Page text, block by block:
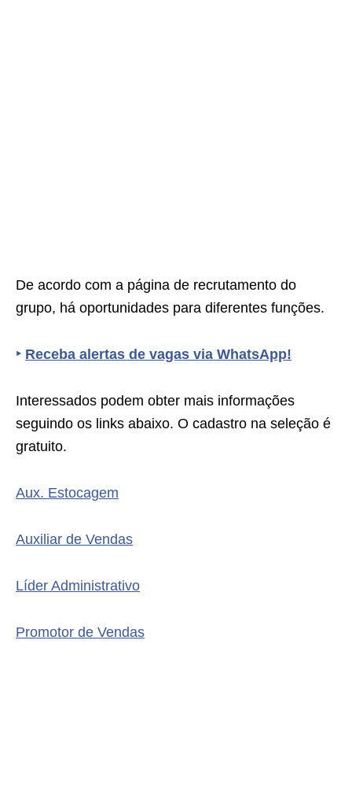
De acordo com a página de recrutamento do
grupo, há oportunidades para diferentes funções.
‣ Receba alertas de vagas via WhatsApp!
Interessados podem obter mais informações
seguindo os links abaixo. O cadastro na seleção é
gratuito.
Aux. Estocagem
Auxiliar de Vendas
Líder Administrativo
Promotor de Vendas